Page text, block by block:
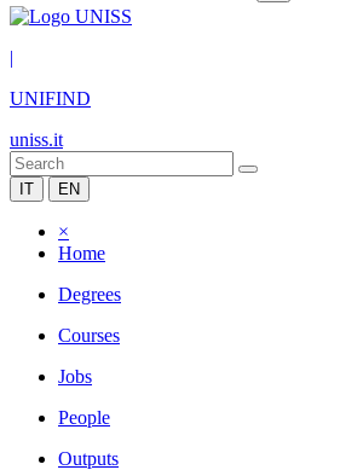
|
UNIFIND
uniss.it
IT EN
×
Home
Degrees
Courses
Jobs
People
Outputs